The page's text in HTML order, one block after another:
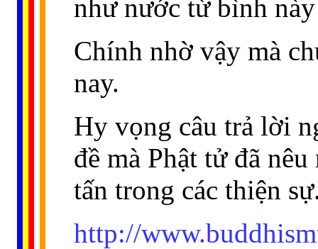
như nước từ bình
Chính nhờ vậy mà
nay.
Hy vọng câu trả lời
đề mà Phật tử đã
tấn trong các thiện
http://